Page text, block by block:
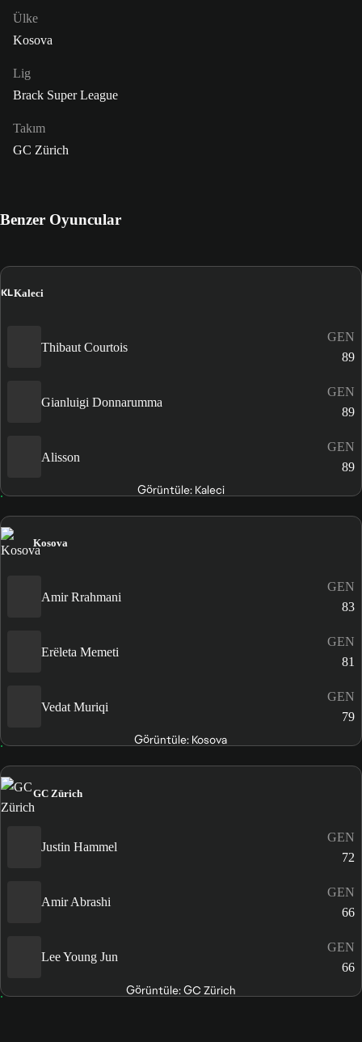
Ülke
Kosova
Lig
Brack Super League
Takım
GC Zürich
Benzer Oyuncular
KLKaleci
Thibaut Courtois
GEN
89
Gianluigi Donnarumma
GEN
89
Alisson
GEN
89
Görüntüle: Kaleci
Kosova
Amir Rrahmani
GEN
83
Erëleta Memeti
GEN
81
Vedat Muriqi
GEN
79
Görüntüle: Kosova
GC Zürich
Justin Hammel
GEN
72
Amir Abrashi
GEN
66
Lee Young Jun
GEN
66
Görüntüle: GC Zürich